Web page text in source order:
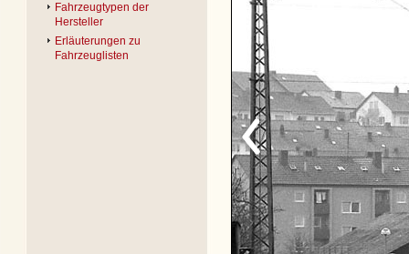
Fahrzeugtypen der
Hersteller
Erläuterungen zu
Fahrzeuglisten